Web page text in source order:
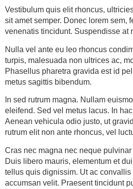
Vestibulum quis elit rhoncus,
sit amet semper. Donec lorem sem,
venenatis tincidunt. Suspendisse at
Nulla vel ante eu leo rhoncus
turpis, malesuada non ultrices ac,
Phasellus pharetra gravida est id
metus sagittis bibendum.
In sed rutrum magna. Nullam
eleifend. Sed vel metus lacus. In
Aenean vehicula odio justo, ut
rutrum elit non ante rhoncus, vel
Cras nec magna nec neque pulvinar
Duis libero mauris, elementum et
tellus quis dignissim. Ut ac
accumsan velit. Praesent tincidunt